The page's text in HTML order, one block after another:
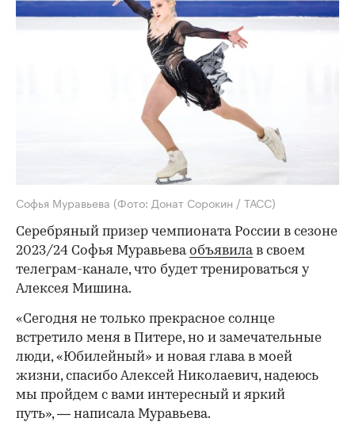
Софья Муравьева (Фото: Донат Сорокин / ТАСС)
Серебряный призер чемпионата России в сезоне
2023/24 Софья Муравьеваобъявилав своем
телеграм-канале, что будет тренироваться у
Алексея Мишина.
«Сегодня не только прекрасное солнце
встретило меня в Питере, но и замечательные
люди, «Юбилейный» и новая глава в моей
жизни, спасибо Алексей Николаевич, надеюсь
мы пройдем с вами интересный и яркий
путь», — написала Муравьева.